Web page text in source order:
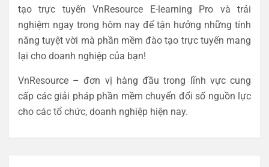
tạo trực tuyến VnResource E-learning Pro và trải
nghiệm ngay trong hôm nay để tận hưởng những tính
năng tuyệt vời mà phần mềm đào tạo trực tuyến mang
lại cho doanh nghiệp của bạn!
VnResource – đơn vị hàng đầu trong lĩnh vực cung
cấp các giải pháp phần mềm chuyển đổi số nguồn lực
cho các tổ chức, doanh nghiệp hiện nay.